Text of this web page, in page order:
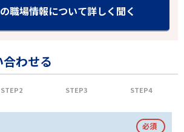
職場情報について詳しく聞く
わせる
STEP2 STEP3 STEP4
必須